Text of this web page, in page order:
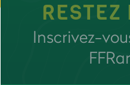
RESTEZ
Inscrivez-